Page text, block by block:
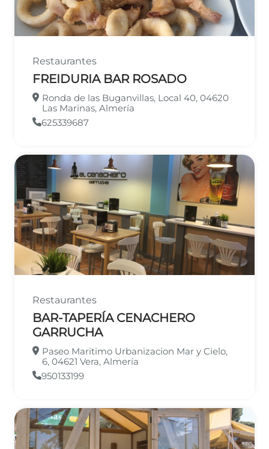
Restaurantes
FREIDURIA BAR ROSADO
Ronda de las Buganvillas, Local 40, 04620
Las Marinas, Almería
625339687
Restaurantes
BAR-TAPERÍA CENACHERO
GARRUCHA
Paseo Maritimo Urbanizacion Mar y Cielo,
6, 04621 Vera, Almería
950133199